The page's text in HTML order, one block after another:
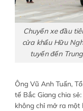
Chuyến xe đầu
cửa khẩu Hữu
tuyến đến
Ông Vũ Anh Tuấn,
tế Bắc Giang chia
không chỉ mở ra